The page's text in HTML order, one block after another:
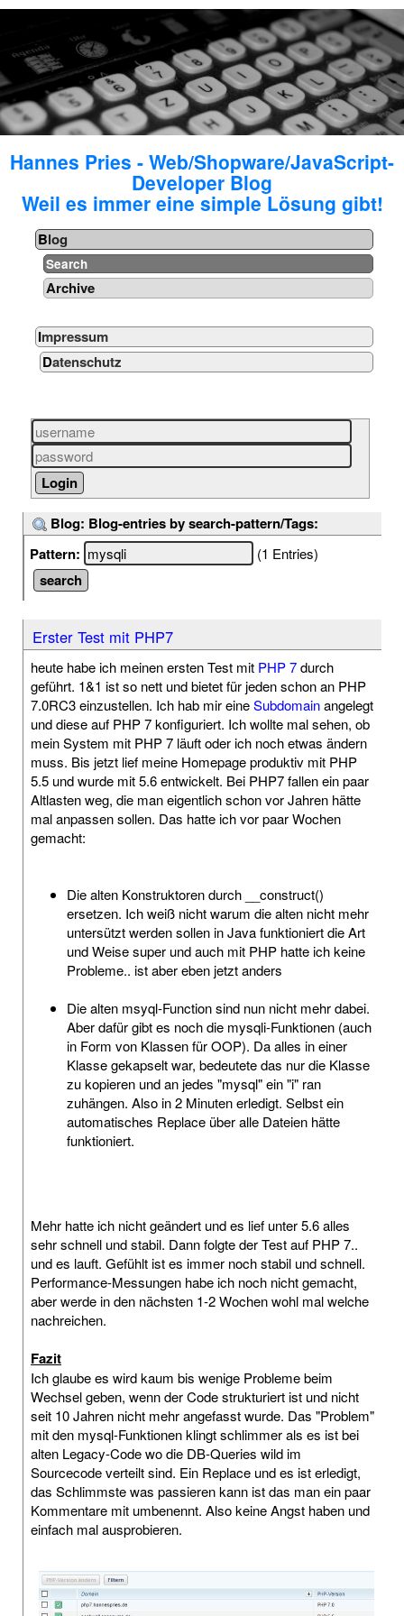
Hannes Pries - Web/Shopware/JavaScript-
Developer Blog
Weil es immer eine simple Lösung gibt!
Blog
Search
Archive
Impressum
Datenschutz
Blog: Blog-entries by search-pattern/Tags:
Pattern:
(1 Entries)
Erster Test mit PHP7
heute habe ich meinen ersten Test mit PHP 7durch
geführt. 1&1 ist so nett und bietet für jeden schon an PHP
7.0RC3 einzustellen. Ich hab mir eineSubdomainangelegt
und diese auf PHP 7 konfiguriert. Ich wollte mal sehen, ob
mein System mit PHP 7 läuft oder ich noch etwas ändern
muss. Bis jetzt lief meine Homepage produktiv mit PHP
5.5 und wurde mit 5.6 entwickelt. Bei PHP7 fallen ein paar
Altlasten weg, die man eigentlich schon vor Jahren hätte
mal anpassen sollen. Das hatte ich vor paar Wochen
gemacht:
Die alten Konstruktoren durch __construct()
ersetzen. Ich weiß nicht warum die alten nicht mehr
untersützt werden sollen in Java funktioniert die Art
und Weise super und auch mit PHP hatte ich keine
Probleme.. ist aber eben jetzt anders
Die alten msyql-Function sind nun nicht mehr dabei.
Aber dafür gibt es noch die mysqli-Funktionen (auch
in Form von Klassen für OOP). Da alles in einer
Klasse gekapselt war, bedeutete das nur die Klasse
zu kopieren und an jedes "mysql" ein "i" ran
zuhängen. Also in 2 Minuten erledigt. Selbst ein
automatisches Replace über alle Dateien hätte
funktioniert.
Mehr hatte ich nicht geändert und es lief unter 5.6 alles
sehr schnell und stabil. Dann folgte der Test auf PHP 7..
und es lauft. Gefühlt ist es immer noch stabil und schnell.
Performance-Messungen habe ich noch nicht gemacht,
aber werde in den nächsten 1-2 Wochen wohl mal welche
nachreichen.
Fazit
Ich glaube es wird kaum bis wenige Probleme beim
Wechsel geben, wenn der Code strukturiert ist und nicht
seit 10 Jahren nicht mehr angefasst wurde. Das "Problem"
mit den mysql-Funktionen klingt schlimmer als es ist bei
alten Legacy-Code wo die DB-Queries wild im
Sourcecode verteilt sind. Ein Replace und es ist erledigt,
das Schlimmste was passieren kann ist das man ein paar
Kommentare mit umbenennt. Also keine Angst haben und
einfach mal ausprobieren.